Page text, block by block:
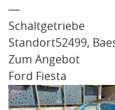
―
Schaltgetriebe
Standort52499,
Zum Angebot
Ford Fiesta